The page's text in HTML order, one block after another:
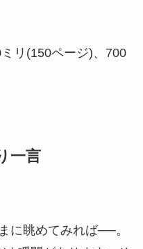
リ(150ページ)、700
一言
に眺めてみれば──。